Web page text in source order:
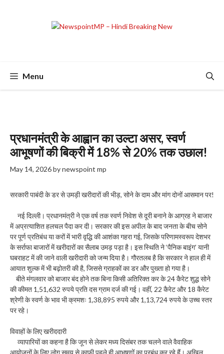
Menu
प्रधानमंत्री के आह्वान का उल्टा असर, स्वर्ण
आभूषणों की बिक्री में 18% से 20% तक उछाल!
May 14, 2026bynewspoint mp
सरकारी पाबंदी के डर से उमड़ी खरीदारों की भीड़, सोने के दाम और मांग दोनों आसमान पर!
नई दिल्ली। प्रधानमंत्री ने एक वर्ष तक स्वर्ण निवेश से दूरी बनाने के आग्रह ने बाजार
में अप्रत्याशित हलचल पैदा कर दी। सरकार की इस अपील के बाद जनता के बीच सोने
पर पूर्ण प्रतिबंध या करों में भारी वृद्धि की आशंका गहरा गई, जिसके परिणामस्वरूप देशभर
के सर्राफा बाजारों में खरीदारों का सैलाब उमड़ पड़ा है। इस स्थिति ने ‘पैनिक बाइंग’ यानी
घबराहट में की जाने वाली खरीदारी को जन्म दिया है। गौरतलब है कि सरकार ने हाल ही में
आयात शुल्क में भी बढ़ोतरी की है, जिससे ग्राहकों का डर और पुख्ता हो गया है।
बीते मंगलवार को बाजार बंद होने तक बिना किसी अतिरिक्त कर के 24 कैरेट शुद्ध सोने
की कीमत 1,51,632 रुपये प्रति दस ग्राम दर्ज की गई। वहीं, 22 कैरेट और 18 कैरेट
श्रेणी के स्वर्ण के भाव भी क्रमशः 1,38,895 रुपये और 1,13,724 रुपये के उच्च स्तर
पर रहे।
विवाहों के लिए खरीददारी
व्यापारियों का कहना है कि जून से लेकर मध्य दिसंबर तक चलने वाले वैवाहिक
आयोजनों के लिए लोग समय से काफी पहले ही आभूषणों का प्रबंध कर रहे हैं। अखिल